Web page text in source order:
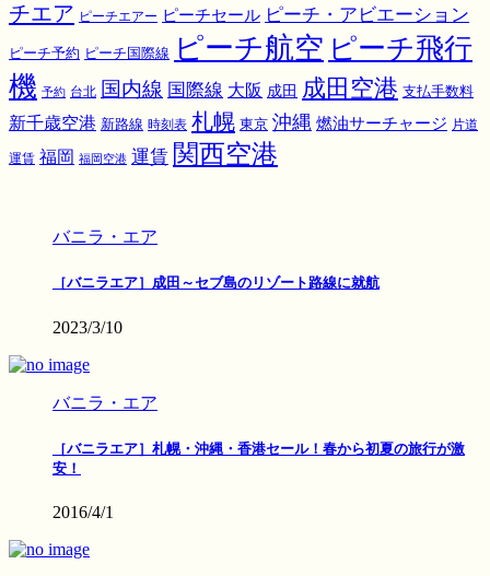
チエア ピーチエアー ピーチセール ピーチ・アビエーション
ピーチ予約 ピーチ国際線 ピーチ航空 ピーチ飛行
機 予約 台北 国内線 国際線 大阪 成田 成田空港 支払手数料
新千歳空港 新路線 時刻表 札幌 東京 沖縄 燃油サーチャージ 片道
運賃 福岡 福岡空港 運賃 関西空港
バニラ・エア
［バニラエア］成田～セブ島のリゾート路線に就航
2023/3/10
バニラ・エア
［バニラエア］札幌・沖縄・香港セール！春から初夏の旅行が激
安！
2016/4/1